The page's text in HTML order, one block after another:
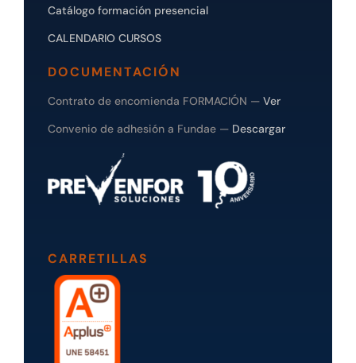
Catálogo formación presencial
CALENDARIO CURSOS
DOCUMENTACIÓN
Contrato de encomienda FORMACIÓN — Ver
Convenio de adhesión a Fundae — Descargar
CARRETILLAS